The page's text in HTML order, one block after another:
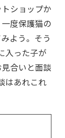
ショップか
度保護猫の
よう。 そう
入った子が
合いと面談
はあれこれ